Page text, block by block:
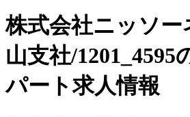
株式会社ニッソ
山支社/1201_4595
パート求人情報